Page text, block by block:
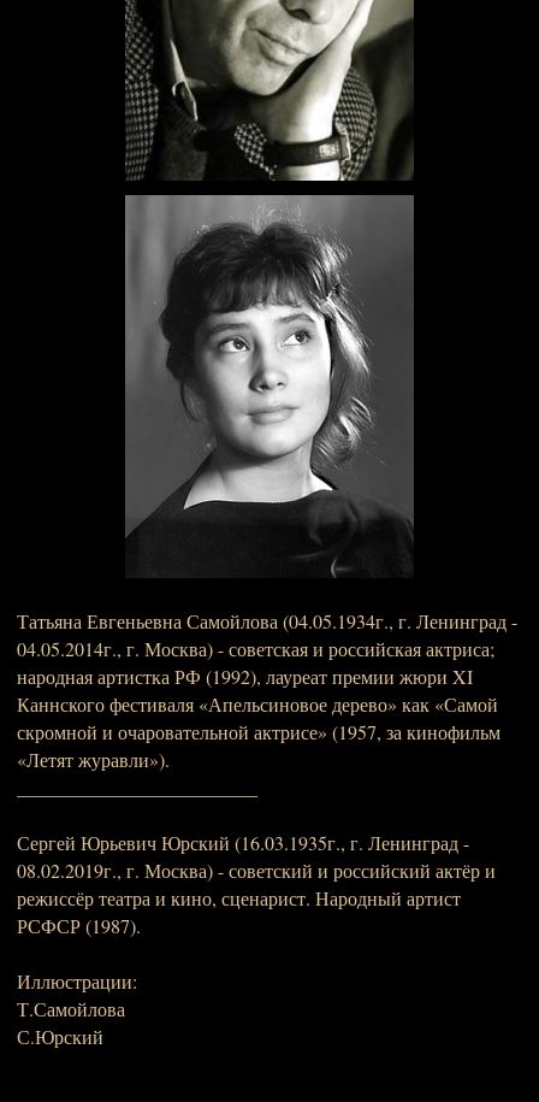
Татьяна Евгеньевна Самойлова (04.05.1934г., г. Ленинград -
04.05.2014г., г. Москва) - советская и российская актриса;
народная артистка РФ (1992), лауреат премии жюри XI
Каннского фестиваля «Апельсиновое дерево» как «Самой
скромной и очаровательной актрисе» (1957, за кинофильм
«Летят журавли»).
Сергей Юрьевич Юрский (16.03.1935г., г. Ленинград -
08.02.2019г., г. Москва) - советский и российский актёр и
режиссёр театра и кино, сценарист. Народный артист
РСФСР (1987).
Иллюстрации:
Т.Самойлова
С.Юрский